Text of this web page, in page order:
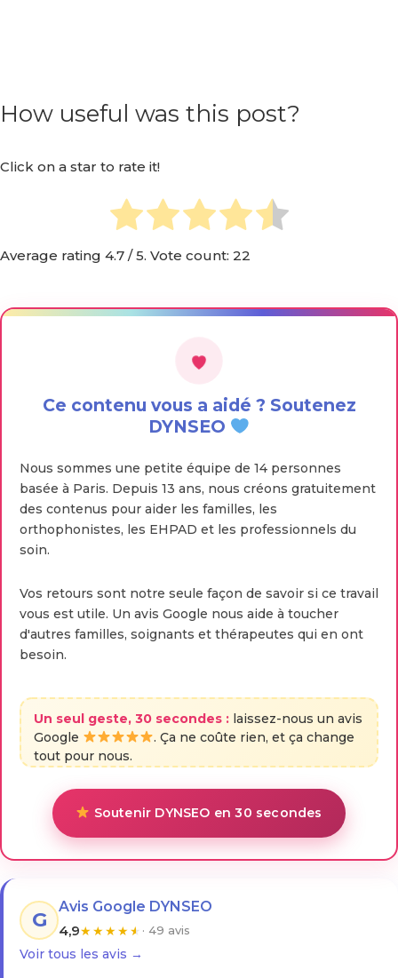
How useful was this post?
Click on a star to rate it!
Average rating 4.7 / 5. Vote count: 22
Ce contenu vous a aidé ? Soutenez
DYNSEO
Nous sommes une petite équipe de 14 personnes
basée à Paris. Depuis 13 ans, nous créons gratuitement
des contenus pour aider les familles, les
orthophonistes, les EHPAD et les professionnels du
soin.
Vos retours sont notre seule façon de savoir si ce travail
vous est utile. Un avis Google nous aide à toucher
d'autres familles, soignants et thérapeutes qui en ont
besoin.
Un seul geste, 30 secondes : laissez-nous un avis
Google
. Ça ne coûte rien, et ça change
tout pour nous.
Soutenir DYNSEO en 30 secondes
G
Avis Google DYNSEO
4,9★★★★★ · 49 avis
Voir tous les avis →